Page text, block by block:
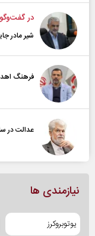
در
شیر مادر
فرهنگ
عدالت در
نیازمندی ها
یوتوبروکرز